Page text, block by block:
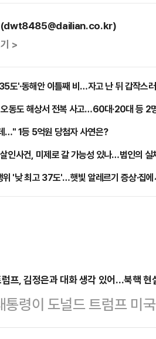
(dwt8485@dailian.co.kr)
>
도'·동해안 이틀째 비…자고 난 뒤 갑작스
동도 해상서 전복 사고…60대·20대 등 2
…" 1등 5억원 당첨자 사연은?
인사건, 미제로 갈 가능성 있나…범인의 실
'낮 최고 37도'…햇빛 알레르기 증상·집
프, 김정은과 대화 생각 있어…북핵 현
통령이 도널드 트럼프 미
해야 한다고 생각하고 있